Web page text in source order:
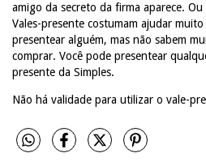
amigo da secreto da firma aparece.
Vales-presente costumam ajudar
presentear alguém, mas não sabem
comprar. Você pode presentear
presente da Simples.
Não há validade para utilizar o vale-